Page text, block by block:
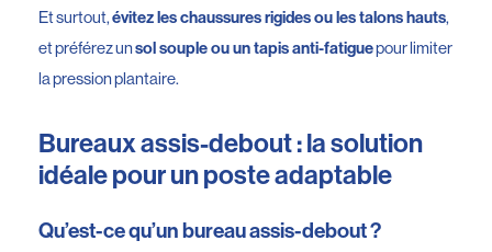
Et surtout,évitez les chaussures rigides ou les talons hauts,
et préférez unsol souple ou un tapis anti-fatiguepour limiter
la pression plantaire.
Bureaux assis-debout : la solution
idéale pour un poste adaptable
Qu’est-ce qu’un bureau assis-debout ?